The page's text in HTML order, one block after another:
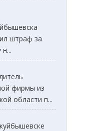
штраф за
н...
фирмы из
области п...